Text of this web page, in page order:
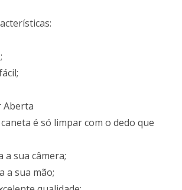
é só limpar com o dedo que
a sua câmera;
a sua mão;